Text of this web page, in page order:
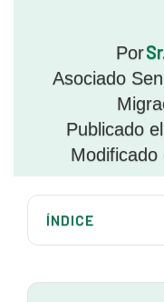
Por
Asociado
Publicado
Modificado
ÍNDICE